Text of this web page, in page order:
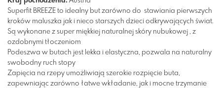
Superfit BREEZE to idealny but zarówno do stawiania pierwszych
kroków maluszka jak i nieco starszych dzieci odkrywających świat.
Są wykonane z super miękkiej naturalnej skóry nubukowej , z
ozdobnymi tłoczeniom
Podeszwa w butach jest lekka i elastyczna, pozwala na naturalny
swobodny ruch stopy
Zapięcia na rzepy umożliwiają szerokie rozpięcie buta,
zapewniając zarówno łatwe wkładanie, jak i mocne trzymanie